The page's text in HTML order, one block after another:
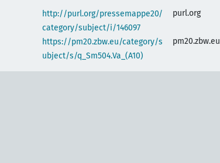
http://purl.org/pressemappe20/
category/subject/i/146097
purl.org
https://pm20.zbw.eu/category/s
ubject/s/q_Sm504.Va_(A10)
pm20.zbw.eu